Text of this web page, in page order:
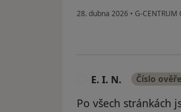
28. dubna 2026 • G-
E. I. N. Číslo
Po všech stránkách